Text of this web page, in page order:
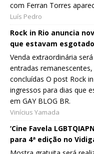
com Ferran Torres
Luís Pedro
Rock in Rio anuncia
que estavam
Venda extraordinária
entradas
concluídas O post Rock
ingressos para dias que
em GAY BLOG BR.
Vinícius Yamada
‘Cine Favela
para 4ª edição no